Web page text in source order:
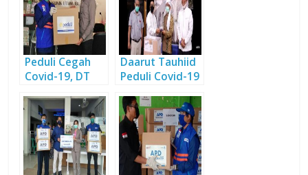
Peduli Cegah
Covid-19, DT
Distribusikan
APD Tahap
Pertama
Daarut Tauhiid
Peduli Covid-19